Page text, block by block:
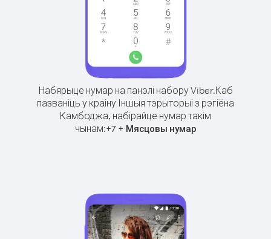
Набярыце нумар на панэлі набору Viber.Каб
пазваніць у краіну Іншыя тэрыторыі з рэгіёна
Камбоджа, набірайце нумар такім
чынам:+7+ Мясцовы нумар